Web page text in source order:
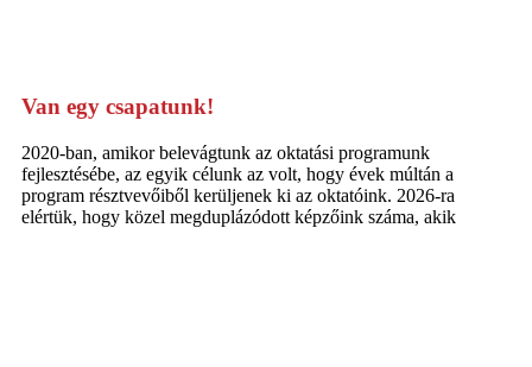
Van egy csapatunk!
2020-ban, amikor belevágtunk az oktatási programunk
fejlesztésébe, az egyik célunk az volt, hogy évek múltán a
program résztvevőiből kerüljenek ki az oktatóink. 2026-ra
elértük, hogy közel megduplázódott képzőink száma, akik